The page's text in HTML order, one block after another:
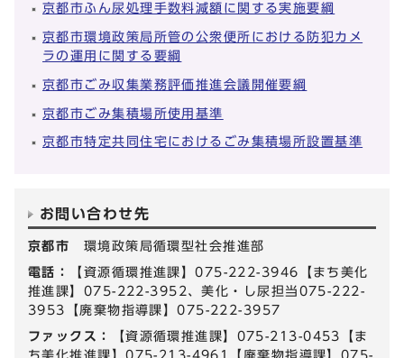
京都市ふん尿処理手数料減額に関する実施要綱
京都市環境政策局所管の公衆便所における防犯カメ
ラの運用に関する要綱
京都市ごみ収集業務評価推進会議開催要綱
京都市ごみ集積場所使用基準
京都市特定共同住宅におけるごみ集積場所設置基準
お問い合わせ先
京都市 環境政策局循環型社会推進部
電話：
【資源循環推進課】075-222-3946【まち美化
推進課】075-222-3952、美化・し尿担当075-222-
3953【廃棄物指導課】075-222-3957
ファックス：
【資源循環推進課】075-213-0453【ま
ち美化推進課】075-213-4961【廃棄物指導課】075-